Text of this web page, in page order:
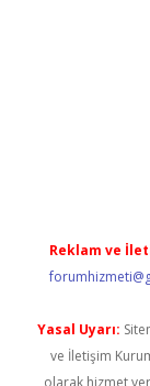
Reklam ve
Yasal Uyarı:
ve İletişim
olarak hizmet